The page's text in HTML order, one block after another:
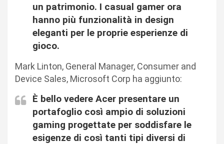
un patrimonio. I casual gamer ora
hanno più funzionalità in design
eleganti per le proprie esperienze di
gioco.
Mark Linton, General Manager, Consumer and
Device Sales, Microsoft Corp ha aggiunto:
È bello vedere Acer presentare un
portafoglio così ampio di soluzioni
gaming progettate per soddisfare le
esigenze di così tanti tipi diversi di